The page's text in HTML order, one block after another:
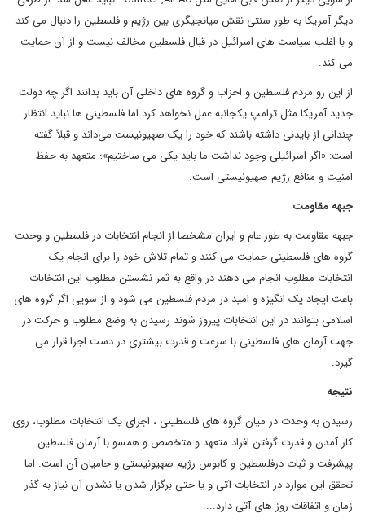
دیگر آمریکا به طور سنتی نقش میانجیگری بین رژیم و فلسطین را دنبال می کند
و با اغلب سیاست های اسرائیل در قبال فلسطین مخالف نیست و از آن حمایت
می کند.
از این رو مردم فلسطین و احزاب و گروه های داخلی آن باید بدانند اگر چه دولت
جدید آمریکا مثل ترامپ یکجانبه عمل نخواهد کرد اما فلسطینی ها نباید انتظار
چندانی از بایدنی داشته باشند که خود را یک صهیونیست می‌داند و قبلاً گفته
است: «اگر اسرائیلی وجود نداشت ما باید یکی می ساختیم»؛ متعهد به حفظ
امنیت و منافع رژیم صهیونیستی است.
جبهه مقاومت
جبهه مقاومت به طور عام و ایران مشخصا از انجام انتخابات در فلسطین و وحدت
گروه های فلسطینی حمایت می کنند و تمام تلاش خود را برای انجام یک
انتخابات مطلوب انجام می دهند در واقع به ثمر نشستن مطلوب این انتخابات
باعث ایجاد یک انگیزه و امید در مردم فلسطین می شود و از سویی اگر گروه های
اسلامی بتوانند در این انتخابات پیروز شوند رسیدن به وضع مطلوب و حرکت در
جهت آرمان های فلسطینی با سرعت و قدرت بیشتری در دست اجرا قرار می
گیرد.
نتیجه
رسیدن به وحدت در میان گروه های فلسطینی ، اجرای یک انتخابات مطلوب، روی
کار آمدن و قدرت گرفتن افراد متعهد و متخصص و همسو با آرمان فلسطین
پیشرفت و ثبات درفلسطین و کابوس رژیم صهیونیستی و حامیان آن است. اما
تحقق این موارد در انتخابات آتی و یا حتی برگزار شدن یا نشدن آن نیاز به گذر
زمان و اتفاقات روز های آتی دارد...